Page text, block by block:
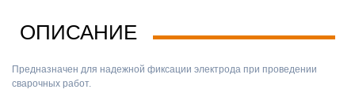
ОПИСАНИЕ
Предназначен для надежной фиксации электрода при проведении
сварочных работ.